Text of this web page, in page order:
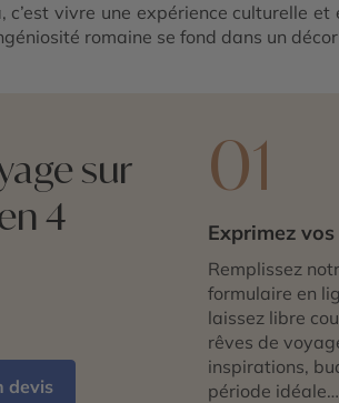
c’est vivre une expérience culturelle
romaine se fond dans un
sur
4
devis
01
Exprimez
Remplissez
formulaire en
laissez libre
rêves de
inspirations,
période idéale…